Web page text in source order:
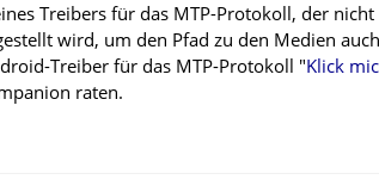
Treibers für das MTP-Protokoll, der
wird, um den Pfad zu den Medien
Treiber für das MTP-Protokoll "Klick
raten.